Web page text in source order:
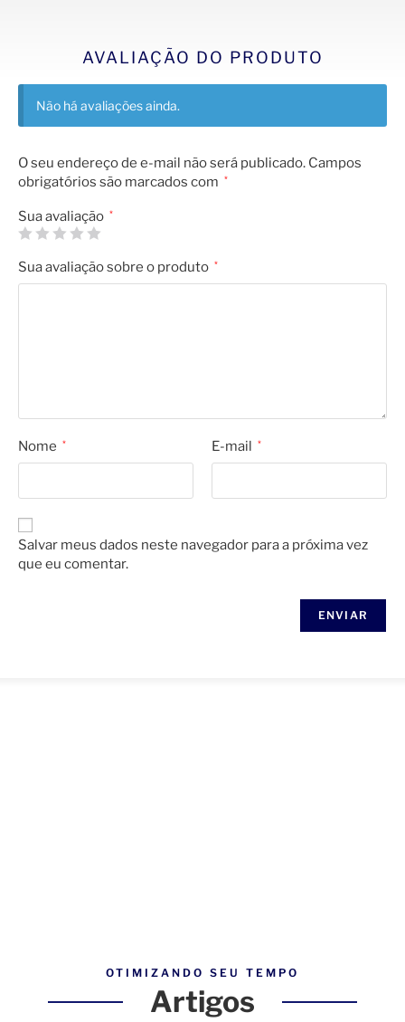
AVALIAÇÃO DO PRODUTO
Não há avaliações ainda.
O seu endereço de e-mail não será publicado. Campos
obrigatórios são marcados com *
Sua avaliação *
Sua avaliação sobre o produto *
Nome * E-mail *
Salvar meus dados neste navegador para a próxima vez
que eu comentar.
OTIMIZANDO SEU TEMPO
Artigos